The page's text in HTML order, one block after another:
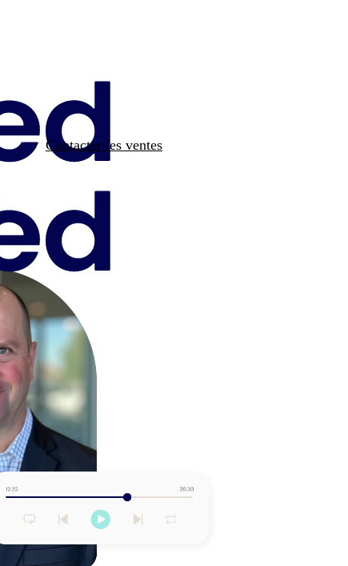
Contacter les ventes